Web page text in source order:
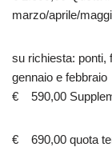
marzo/aprile/
su richiesta: ponti,
gennaio e febbraio
€ 590,00
€ 690,00 quota